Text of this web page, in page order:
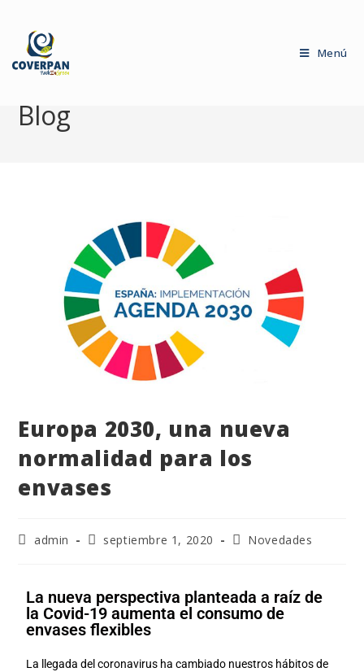
Menú
Blog
Europa 2030, una nueva
normalidad para los
envases
admin septiembre 1, 2020 Novedades
La nueva perspectiva planteada a raíz de
la Covid-19 aumenta el consumo de
envases flexibles
La llegada del coronavirus ha cambiado nuestros hábitos de